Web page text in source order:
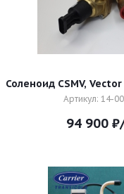
Соленоид CSMV,
Артикул: 14-
94 900₽